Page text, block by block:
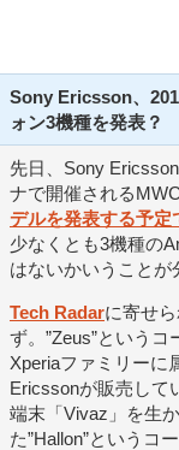
Sony Ericsson、
ォン3機種を発表？
先日、Sony
ナで開催される
デルを発表する予定
少なくとも3機種の
はないかいうことが
Tech Radarに寄せ
ず。”Zeus”という
Xperiaファミリーに
Ericssonが販売して
端末「Vivaz」を生
た”Hallon”というコ